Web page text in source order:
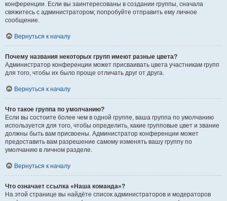
конференции. Если вы заинтересованы в создании группы, сначала
свяжитесь с администратором; попробуйте отправить ему личное
сообщение.
Вернуться к началу
Почему названия некоторых групп имеют разные цвета?
Администратор конференции может присваивать цвета участникам групп
для того, чтобы их было проще отличать друг от друга.
Вернуться к началу
Что такое группа по умолчанию?
Если вы состоите более чем в одной группе, ваша группа по умолчанию
используется для того, чтобы определить, какие групповые цвет и звание
должны быть вам присвоены. Администратор конференции может
предоставить вам разрешение самому изменять вашу группу по
умолчанию в личном разделе.
Вернуться к началу
Что означает ссылка «Наша команда»?
На этой странице вы найдёте список администраторов и модераторов